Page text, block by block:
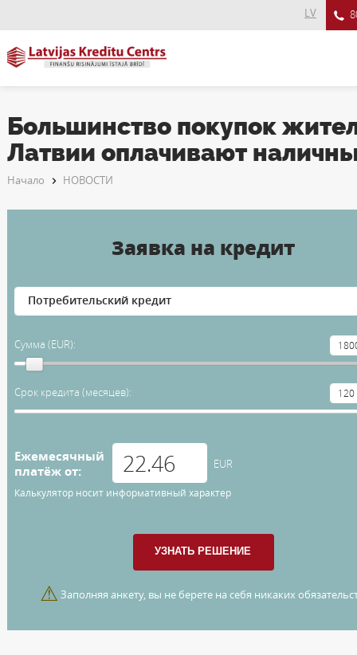
LV
Большинство покупок
Латвии оплачивают
Начало НОВОСТИ
Заявка на кредит
Сумма (EUR):
Срок кредита (месяцев):
Ежемесячный
платёж от:
EUR
Калькулятор носит информативный характер
⚠ Заполняя анкету, вы не берете на себя никаких